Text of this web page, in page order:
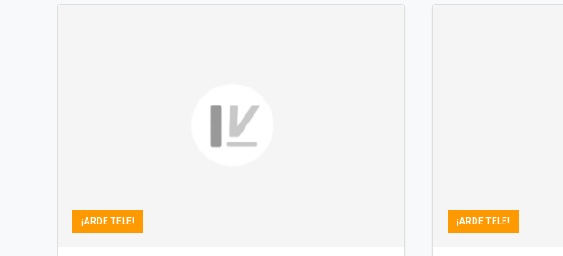
¡ARDE TELE! ¡ARDE TELE!